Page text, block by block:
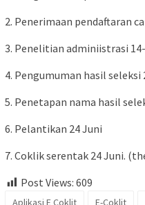
2. Penerimaan pendaftaran
3. Penelitian adminiistrasi
4. Pengumuman hasil seleksi
5. Penetapan nama hasil
6. Pelantikan 24 Juni
7. Coklik serentak 24 Juni.
Post Views: 609
Aplikasi E Coklit E-Coklit